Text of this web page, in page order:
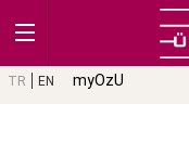
TR EN myOzU